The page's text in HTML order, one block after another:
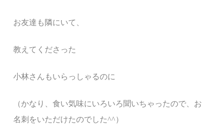
お友達も隣にいて、
教えてくださった
小林さんもいらっしゃるのに
（かなり、食い気味にいろいろ聞いちゃったので、お
名刺をいただけたのでした^^）